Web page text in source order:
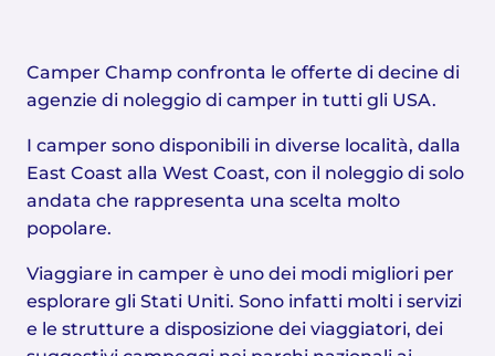
Camper Champ confronta le offerte di decine di
agenzie di noleggio di camper in tutti gli USA.
I camper sono disponibili in diverse località, dalla
East Coast alla West Coast, con il noleggio di solo
andata che rappresenta una scelta molto
popolare.
Viaggiare in camper è uno dei modi migliori per
esplorare gli Stati Uniti. Sono infatti molti i servizi
e le strutture a disposizione dei viaggiatori, dei